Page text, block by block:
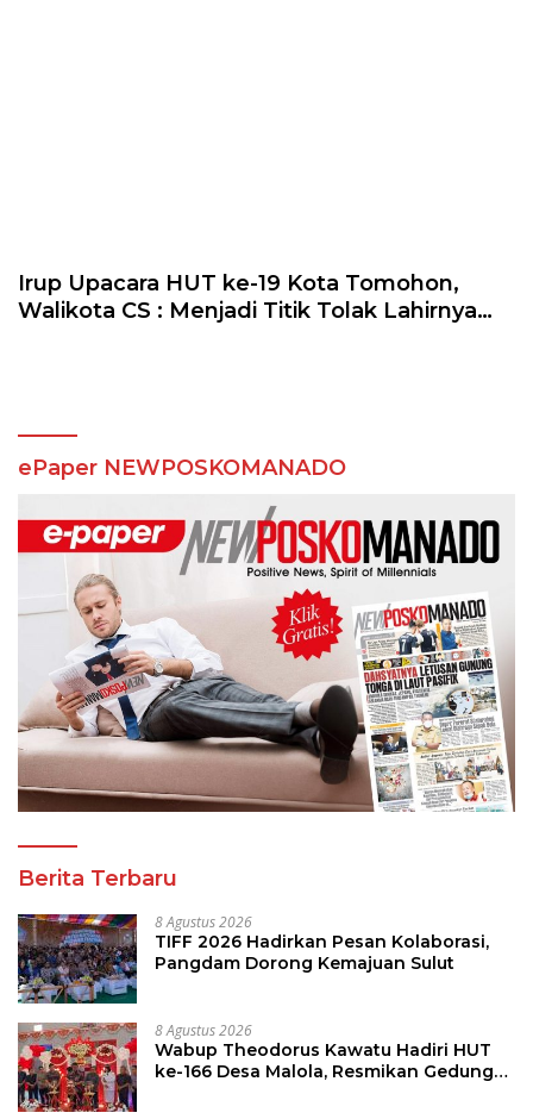
Irup Upacara HUT ke-19 Kota Tomohon,
Walikota CS : Menjadi Titik Tolak Lahirnya
ePaper NEWPOSKOMANADO
Berita Terbaru
8 Agustus 2026
TIFF 2026 Hadirkan Pesan Kolaborasi,
Pangdam Dorong Kemajuan Sulut
8 Agustus 2026
Wabup Theodorus Kawatu Hadiri HUT
ke-166 Desa Malola, Resmikan Gedung